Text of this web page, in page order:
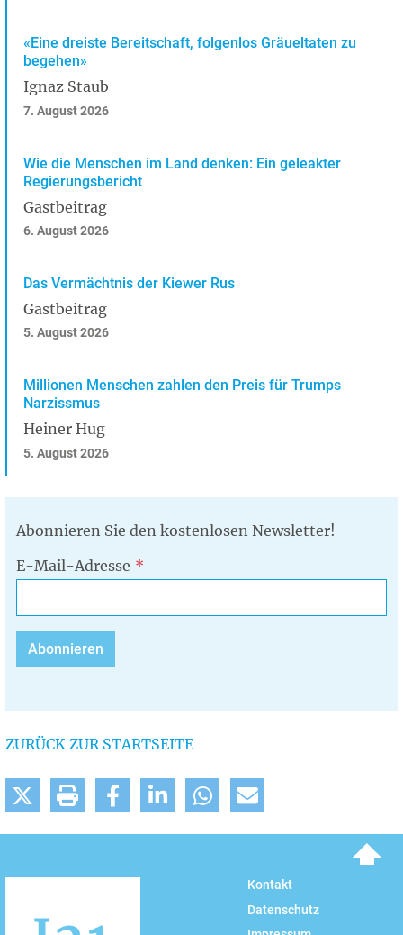
«Eine dreiste Bereitschaft, folgenlos Gräueltaten zu
begehen»
Ignaz Staub
7. August 2026
Wie die Menschen im Land denken: Ein geleakter
Regierungsbericht
Gastbeitrag
6. August 2026
Das Vermächtnis der Kiewer Rus
Gastbeitrag
5. August 2026
Millionen Menschen zahlen den Preis für Trumps
Narzissmus
Heiner Hug
5. August 2026
Abonnieren Sie den kostenlosen Newsletter!
E-Mail-Adresse
ZURÜCK ZUR STARTSEITE
Kontakt
Datenschutz